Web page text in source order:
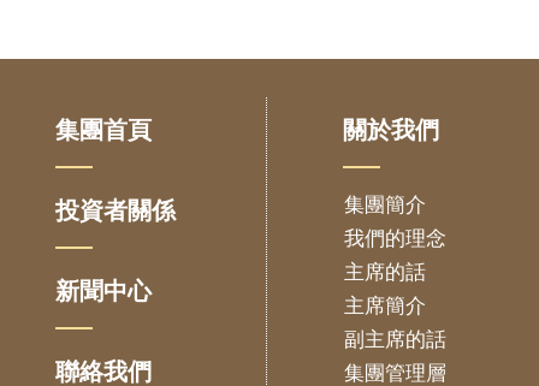
集團首頁
投資者關係
新聞中心
聯絡我們
關於我們
集團簡介
我們的理念
主席的話
主席簡介
副主席的話
集團管理層